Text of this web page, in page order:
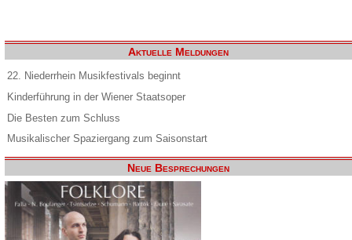
Aktuelle Meldungen
22. Niederrhein Musikfestivals beginnt
Kinderführung in der Wiener Staatsoper
Die Besten zum Schluss
Musikalischer Spaziergang zum Saisonstart
Neue Besprechungen